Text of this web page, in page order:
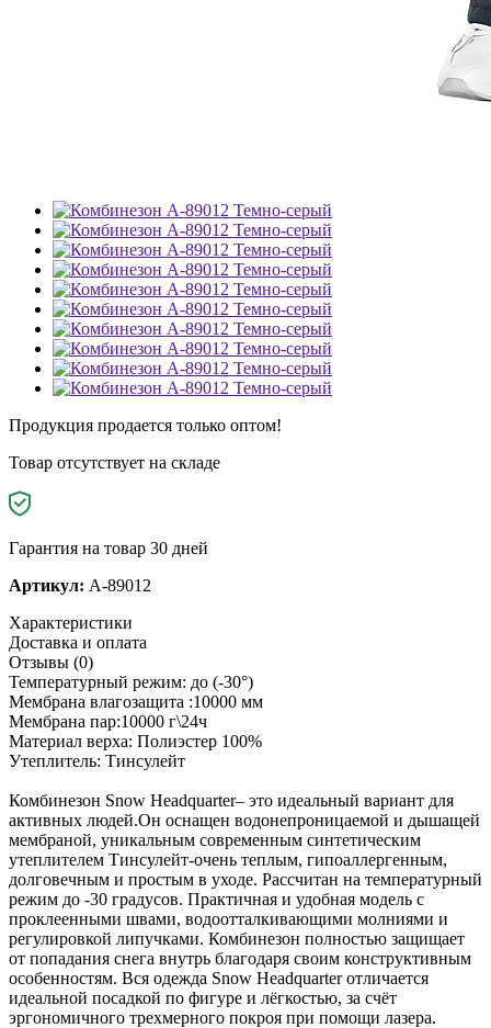
Продукция продается только оптом!
Товар отсутствует на складе
Гарантия на товар 30 дней
Артикул: A-89012
Характеристики
Доставка и оплата
Отзывы (0)
Температурный режим: до (-30°)
Мембрана влагозащита :10000 мм
Мембрана пар:10000 г\24ч
Материал верха: Полиэстер 100%
Утеплитель: Тинсулейт
Комбинезон Snow Headquarter– это идеальный вариант для
активных людей.Он оснащен водонепроницаемой и дышащей
мембраной, уникальным современным синтетическим
утеплителем Тинсулейт-очень теплым, гипоаллергенным,
долговечным и простым в уходе. Рассчитан на температурный
режим до -30 градусов. Практичная и удобная модель с
проклеенными швами, водоотталкивающими молниями и
регулировкой липучками. Комбинезон полностью защищает
от попадания снега внутрь благодаря своим конструктивным
особенностям. Вся одежда Snow Headquarter отличается
идеальной посадкой по фигуре и лёгкостью, за счёт
эргономичного трехмерного покроя при помощи лазера.